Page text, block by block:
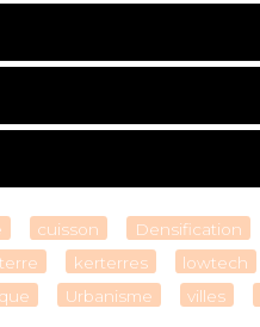
cuisson Densification
kerterres lowtech
Urbanisme villes